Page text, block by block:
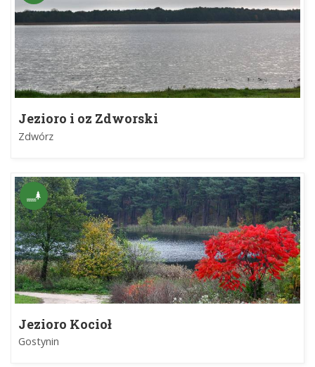
Jezioro i oz Zdworski
Zdwórz
Jezioro Kocioł
Gostynin